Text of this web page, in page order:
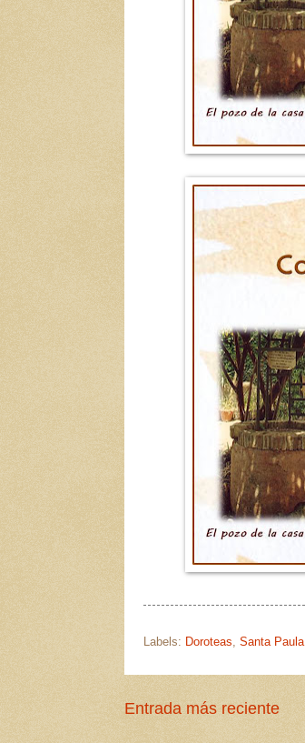
Labels: Doroteas Santa Paula
Entrada más reciente